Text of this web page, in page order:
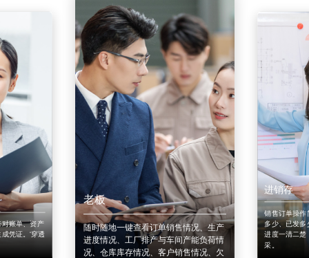
账单、资产
凭证。'穿透
老板
随时随地一键查看订单销售情况、生产
进度情况、工厂排产与车间产能负荷情
况、仓库库存情况、客户销售情况、欠
进销存
销售订单操作
多少、已发多
进度一清二楚
采。